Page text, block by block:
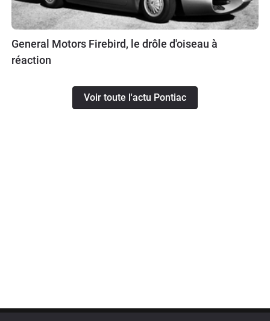
General Motors Firebird, le drôle d'oiseau à
réaction
Voir toute l'actu Pontiac